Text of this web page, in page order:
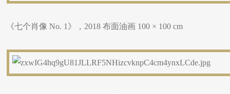
《七个肖像 No. 1》，2018 布面油画 100 × 100 cm